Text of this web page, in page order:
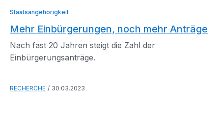
Staatsangehörigkeit
Mehr Einbürgerungen, noch mehr Anträge
Nach fast 20 Jahren steigt die Zahl der
Einbürgerungsanträge.
RECHERCHE 30.03.2023